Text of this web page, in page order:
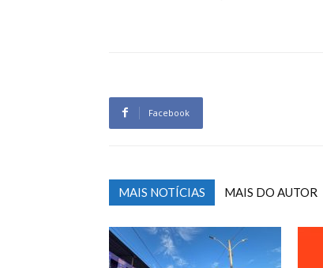
Facebook
MAIS NOTÍCIAS MAIS DO AUTOR